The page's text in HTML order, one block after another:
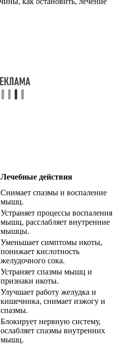
Лечебные действия
Снимает спазмы и воспаление
мышц.
Устраняет процессы воспаления
мышц, расслабляет внутренние
мышцы.
Уменьшает симптомы икоты,
понижает кислотность
желудочного сока.
Устраняет спазмы мышц и
признаки икоты.
Улучшает работу желудка и
кишечника, снимает изжогу и
спазмы.
Блокирует нервную систему,
ослабляет спазмы внутренних
мышц.